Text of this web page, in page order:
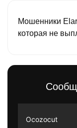
Мошенники
которая не